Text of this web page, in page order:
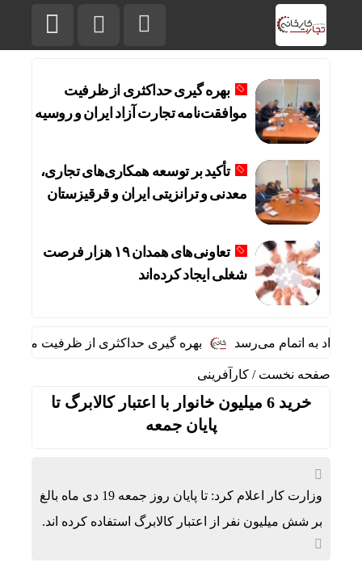
بهره گیری حداکثری از ظرفیت
موافقت‌نامه تجارت آزاد ایران و روسیه
تأکید بر توسعه همکاری‌های تجاری،
معدنی و ترانزیتی ایران و قرقیزستان
تعاونی‌های همدان ۱۹ هزار فرصت
شغلی ایجاد کرده‌اند
به اتمام می‌رسد بهره گیری حداکثری از ظرفیت
صفحه نخست / کارآفرینی
خرید 6 میلیون خانوار با اعتبار کالابرگ تا
پایان جمعه
وزارت کار اعلام کرد: تا پایان روز جمعه 19 دی ماه بالغ
بر شش میلیون نفر از اعتبار کالابرگ استفاده کرده اند.